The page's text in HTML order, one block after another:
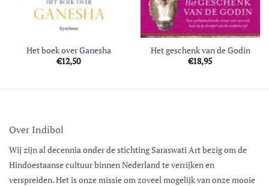
Het boek over Ganesha
€12,50
Het geschenk van de Godin
€18,95
Over Indibol
Wij zijn al decennia onder de stichting Saraswati Art bezig om de
Hindoestaanse cultuur binnen Nederland te verrijken en
verspreiden. Het is onze missie om zoveel mogelijk van onze mooie